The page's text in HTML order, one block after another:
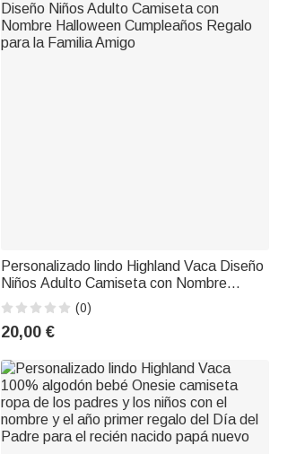
Personalizado lindo Highland Vaca Diseño
Niños Adulto Camiseta con Nombre
Halloween Cumpleaños Regalo para la
Familia Amigo
(0)
20,00 €